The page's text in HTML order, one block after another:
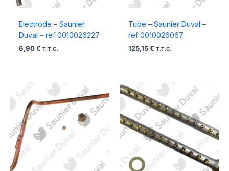
Electrode – Saunier
Duval – ref 0010026227
6,90 € T.T.C.
Tube – Saunier Duval –
ref 0010026067
125,15 € T.T.C.